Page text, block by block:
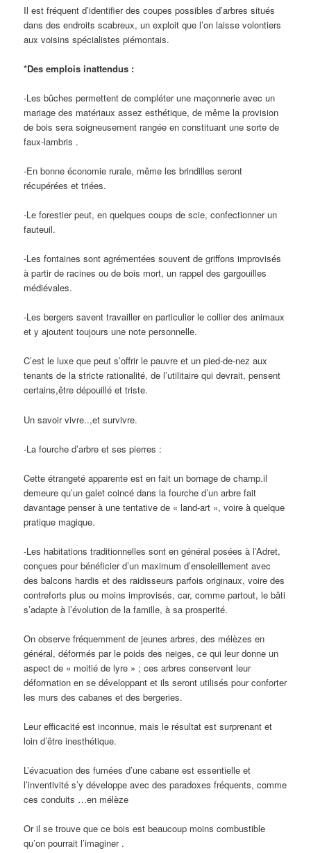
Il est fréquent d’identifier des coupes possibles d’arbres situés
dans des endroits scabreux, un exploit que l’on laisse volontiers
aux voisins spécialistes piémontais.
*Des emplois inattendus :
-Les bûches permettent de compléter une maçonnerie avec un
mariage des matériaux assez esthétique, de même la provision
de bois sera soigneusement rangée en constituant une sorte de
faux-lambris .
-En bonne économie rurale, même les brindilles seront
récupérées et triées.
-Le forestier peut, en quelques coups de scie, confectionner un
fauteuil.
-Les fontaines sont agrémentées souvent de griffons improvisés
à partir de racines ou de bois mort, un rappel des gargouilles
médiévales.
-Les bergers savent travailler en particulier le collier des animaux
et y ajoutent toujours une note personnelle.
C’est le luxe que peut s’offrir le pauvre et un pied-de-nez aux
tenants de la stricte rationalité, de l’utilitaire qui devrait, pensent
certains,être dépouillé et triste.
Un savoir vivre..,et survivre.
-La fourche d’arbre et ses pierres :
Cette étrangeté apparente est en fait un bornage de champ.il
demeure qu’un galet coincé dans la fourche d’un arbre fait
davantage penser à une tentative de « land-art », voire à quelque
pratique magique.
-Les habitations traditionnelles sont en général posées à l’Adret,
conçues pour bénéficier d’un maximum d’ensoleillement avec
des balcons hardis et des raidisseurs parfois originaux, voire des
contreforts plus ou moins improvisés, car, comme partout, le bâti
s’adapte à l’évolution de la famille, à sa prosperité.
On observe fréquemment de jeunes arbres, des mélèzes en
général, déformés par le poids des neiges, ce qui leur donne un
aspect de « moitié de lyre » ; ces arbres conservent leur
déformation en se développant et ils seront utilisés pour conforter
les murs des cabanes et des bergeries.
Leur efficacité est inconnue, mais le résultat est surprenant et
loin d’être inesthétique.
L’évacuation des fumées d’une cabane est essentielle et
l’inventivité s’y développe avec des paradoxes fréquents, comme
ces conduits …en mélèze
Or il se trouve que ce bois est beaucoup moins combustible
qu’on pourrait l’imaginer .